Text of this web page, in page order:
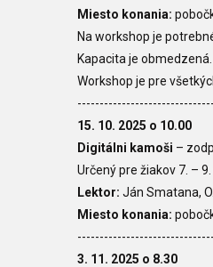
Miesto konania:
Na workshop je
Kapacita je obmedzená.
Workshop je pre
15. 10. 2025 o 10.00
Digitálni kamoši –
Určený pre žiakov 7. –
Lektor: Ján Smatana,
Miesto konania:
3. 11. 2025 o 8.30